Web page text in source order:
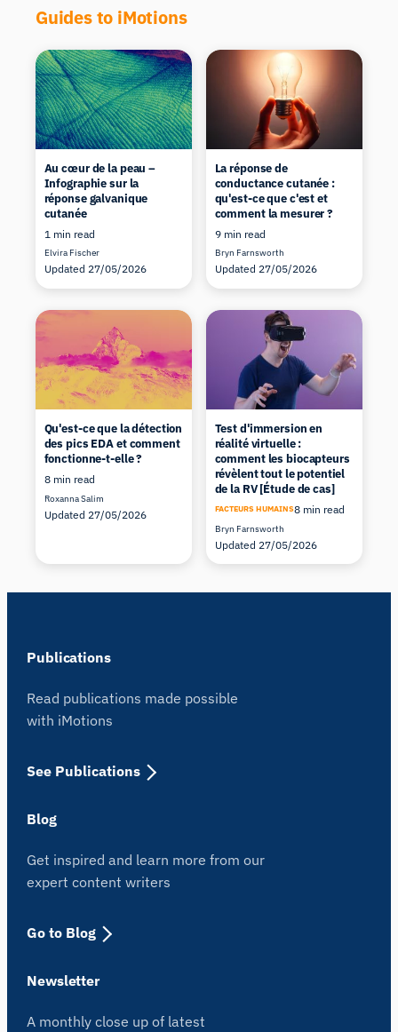
Guides to iMotions
Au cœur de la peau –
Infographie sur la
réponse galvanique
cutanée
1 min read
Elvira Fischer
Updated 27/05/2026
La réponse de
conductance cutanée :
qu'est-ce que c'est et
comment la mesurer ?
9 min read
Bryn Farnsworth
Updated 27/05/2026
Qu'est-ce que la détection
des pics EDA et comment
fonctionne-t-elle ?
8 min read
Roxanna Salim
Updated 27/05/2026
Test d'immersion en
réalité virtuelle :
comment les biocapteurs
révèlent tout le potentiel
de la RV [Étude de cas]
FACTEURS HUMAINS8 min read
Bryn Farnsworth
Updated 27/05/2026
Publications
Read publications made possible
with iMotions
See Publications
Blog
Get inspired and learn more from our
expert content writers
Go to Blog
Newsletter
A monthly close up of latest